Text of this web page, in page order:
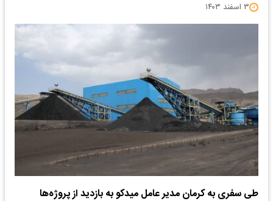
۳ اسفند ۱۴۰۳
طی سفری به کرمان مدیر عامل میدکو به بازدید از پروژه‌ها